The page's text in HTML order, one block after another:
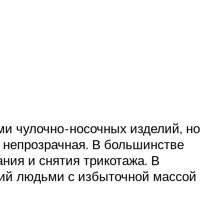
чулочно-носочных изделий, но
непрозрачная. В большинстве
и снятия трикотажа. В
людьми с избыточной массой